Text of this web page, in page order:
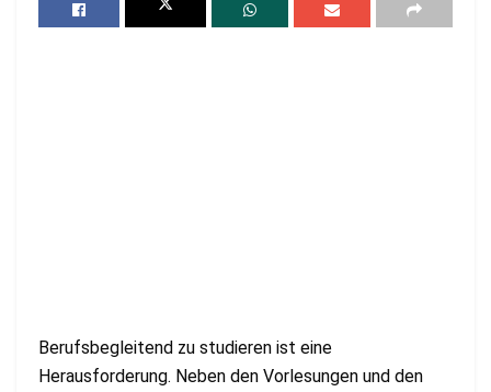
Berufsbegleitend zu studieren ist eine
Herausforderung. Neben den Vorlesungen und den